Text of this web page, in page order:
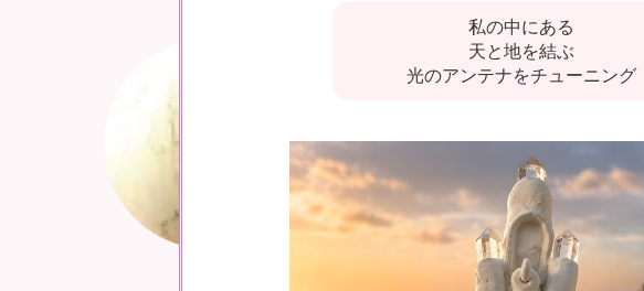
私の中にある
天と地を結ぶ
光のアンテナをチューニング